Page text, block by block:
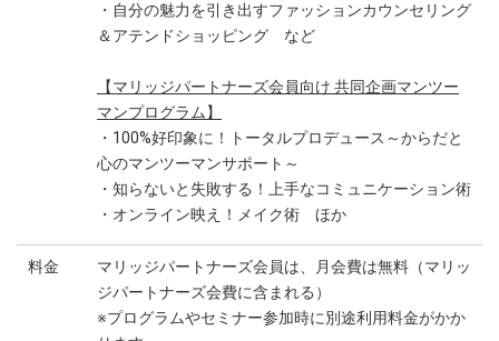
・自分の魅力を引き出すファッションカウンセリング
＆アテンドショッピング など
【マリッジパートナーズ会員向け 共同企画マンツー
マンプログラム】
・100%好印象に！トータルプロデュース～からだと
心のマンツーマンサポート～
・知らないと失敗する！上手なコミュニケーション術
・オンライン映え！メイク術 ほか
料金
マリッジパートナーズ会員は、月会費は無料（マリッ
ジパートナーズ会費に含まれる）
※プログラムやセミナー参加時に別途利用料金がかか